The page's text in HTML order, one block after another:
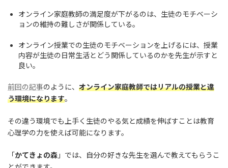
オンライン家庭教師の満足度が下がるのは、生徒のモチベーシ
ョンの維持の難しさが関係している。
オンライン授業での生徒のモチベーションを上げるには、授業
内容が生徒の日常生活とどう関係しているのかを先生が示すと
良い。
前回の記事のように、 オンライン家庭教師ではリアルの授業と違
う環境になります。
その違う環境でも上手く生徒のやる気と成績を伸ばすことは教育
心理学の力を使えば可能になります。
「かてきょの森 」では、自分の好きな先生を選んで教えてもらうこ